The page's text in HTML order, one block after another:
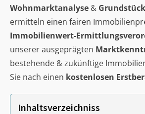
Wohnmarktanalyse &
ermitteln einen fairen
Immobilienwert-
unserer ausgeprägten
bestehende & zukünftige
Sie nach einen kostenlosen
Inhaltsverzeichniss